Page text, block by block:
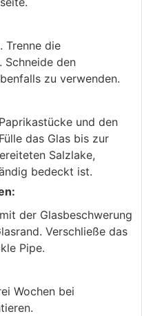
Trenne die
Schneide den
zu verwenden.
und den
das Glas bis zur
Salzlake,
bedeckt ist.
der Glasbeschwerung
Verschließe das
Pipe.
Wochen bei